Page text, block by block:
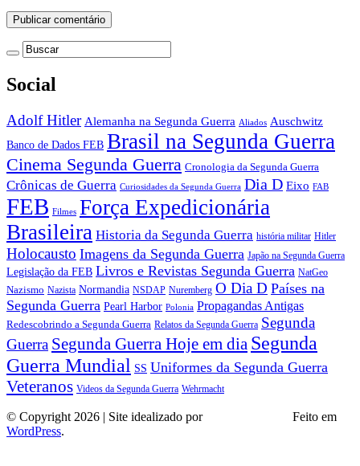
Social
Adolf Hitler Alemanha na Segunda Guerra Aliados Auschwitz
Banco de Dados FEB Brasil na Segunda Guerra
Cinema Segunda Guerra Cronologia da Segunda Guerra
Crônicas de Guerra Curiosidades da Segunda Guerra Dia D Eixo FAB
FEB Filmes Força Expedicionária
Brasileira Historia da Segunda Guerra história militar Hitler
Holocausto Imagens da Segunda Guerra Japão na Segunda Guerra
Legislação da FEB Livros e Revistas Segunda Guerra NatGeo
Nazismo Nazista Normandia NSDAP Nuremberg O Dia D Países na
Segunda Guerra Pearl Harbor Polonia Propagandas Antigas
Redescobrindo a Segunda Guerra Relatos da Segunda Guerra Segunda
Guerra Segunda Guerra Hoje em dia Segunda
Guerra Mundial SS Uniformes da Segunda Guerra
Veteranos Videos da Segunda Guerra Wehrmacht
© Copyright 2026 | Site idealizado por
Feito em
WordPress.